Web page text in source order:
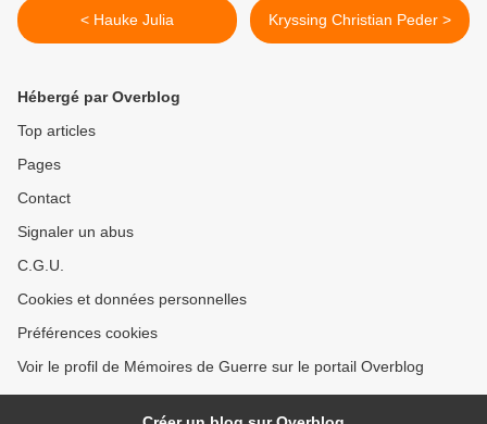
< Hauke Julia Kryssing Christian Peder >
Hébergé par Overblog
Top articles
Pages
Contact
Signaler un abus
C.G.U.
Cookies et données personnelles
Préférences cookies
Voir le profil de Mémoires de Guerre sur le portail Overblog